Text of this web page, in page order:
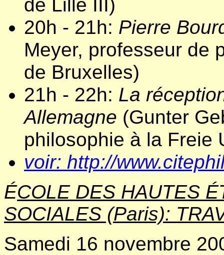
de Lille III)
20h - 21h: Pierre
Meyer, professeur de
de Bruxelles)
21h - 22h: La
Allemagne (Gunter
philosophie à la Freie
voir: http://
ÉCOLE DES HAUTES
SOCIALES (Paris):
Samedi 16 novembre